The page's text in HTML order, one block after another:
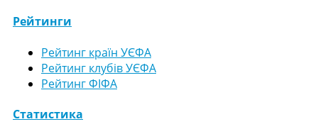
Рейтинги
Рейтинг країн УЄФА
Рейтинг клубів УЄФА
Рейтинг ФІФА
Статистика